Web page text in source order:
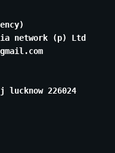
network (p) Ltd
226024